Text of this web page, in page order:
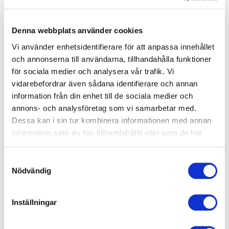
Denna webbplats använder cookies
Vi använder enhetsidentifierare för att anpassa innehållet
och annonserna till användarna, tillhandahålla funktioner
för sociala medier och analysera vår trafik. Vi
vidarebefordrar även sådana identifierare och annan
information från din enhet till de sociala medier och
annons- och analysföretag som vi samarbetar med.
Dessa kan i sin tur kombinera informationen med annan
information som du har tillhandahållit eller som de har
Nödvändig
Inställningar
väder.Säkerställ att deltagarna fått information om
att vi kommer att vara utomhus största delen under
utbildningen. Hjälm och varselväst finns att låna här.
Vi har inte krav på skyddsskor.
Vi ställer kravet på attmedföljande lärare
medverkar på utbildningenför att kunna ha fortsatt
dialog när man är tillbaka i skolan.
Utbildningen för gymnasieskolor är kostnadsfri och
avgift.Kontakta oss
för att boka. Gymnasieskolor har
dessutom möjlighet att söka